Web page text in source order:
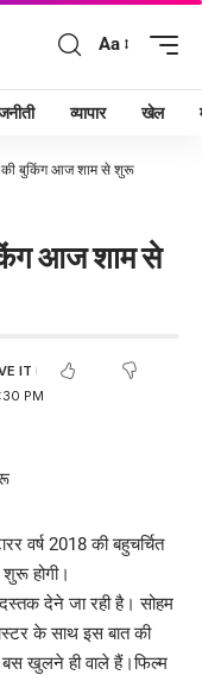
Aa
व्यापार खेल
की बुकिंग आज शाम से शुरू
आज शाम से
PM
वर्ष 2018 की बहुचर्चित
होगी।
दस्तक देने जा रही है। सोहम
के साथ इस बात की
बस खुलने ही वाले हैं।फिल्म